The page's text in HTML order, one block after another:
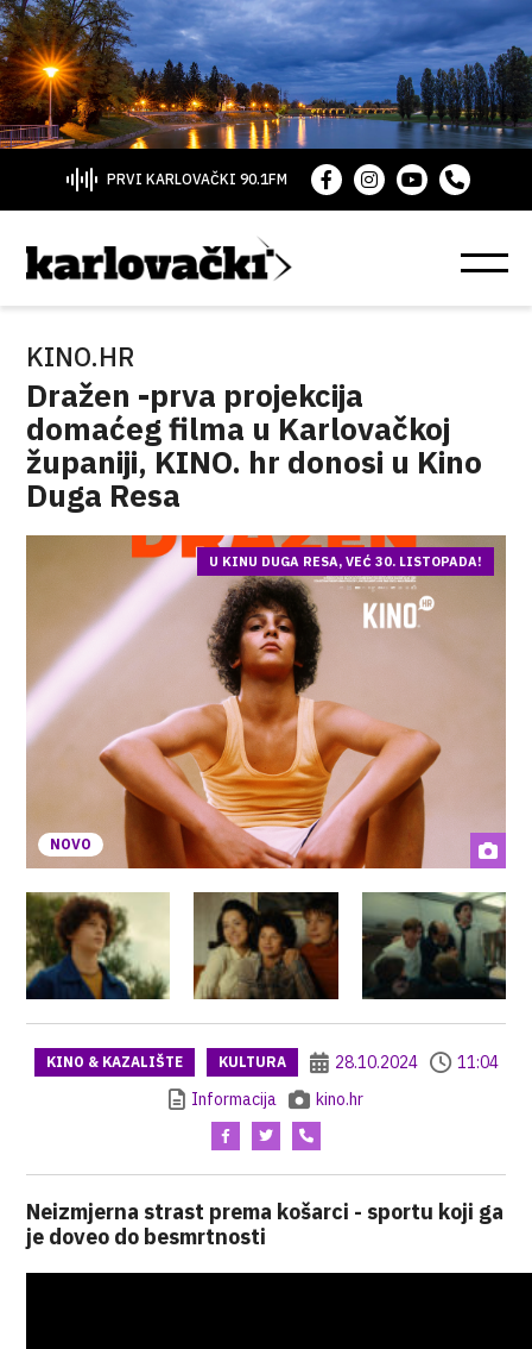
PRVI KARLOVAČKI 90.1FM
KINO.HR
Dražen -prva projekcija
domaćeg filma u Karlovačkoj
županiji, KINO. hr donosi u Kino
Duga Resa
NOVO
U KINU DUGA RESA, VEĆ 30. LISTOPADA!
KINO & KAZALIŠTE KULTURA 28.10.2024
11:04
Informacija
kino.hr
Neizmjerna strast prema košarci - sportu koji ga
je doveo do besmrtnosti